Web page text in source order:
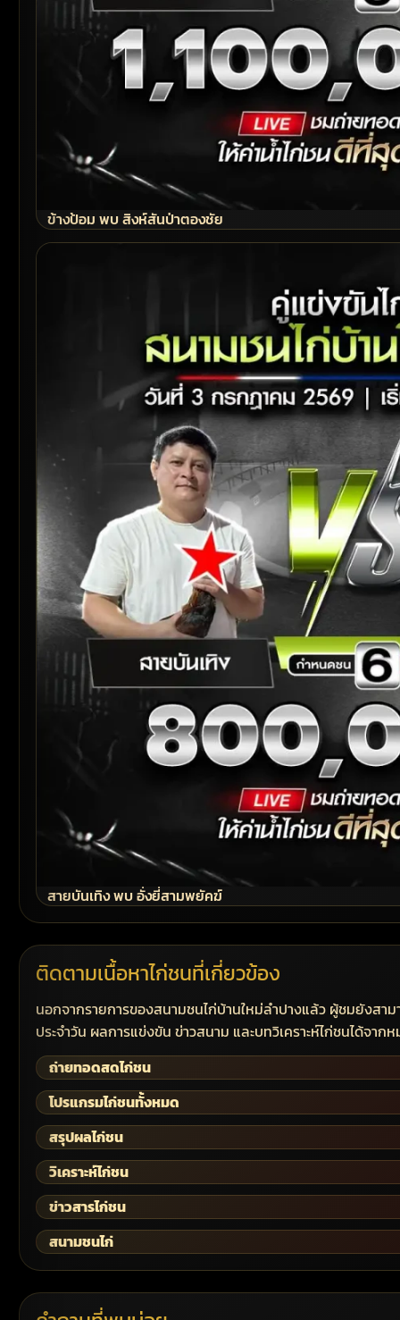
ข้างป้อม พบ สิงห์สันป่าตองชัย
สายบันเทิง พบ อั่งยี่สามพยัคฆ์
ติดตามเนื้อหาไก่ชนที่เกี่ยวข้อง
นอกจากรายการของสนามชนไก่บ้านใหม่ลำปางแล้ว ผู้ชมยังสา
ประจำวัน ผลการแข่งขัน ข่าวสนาม และบทวิเคราะห์ไก่ชนได้จาก
ถ่ายทอดสดไก่ชน
โปรแกรมไก่ชนทั้งหมด
สรุปผลไก่ชน
วิเคราะห์ไก่ชน
ข่าวสารไก่ชน
สนามชนไก่